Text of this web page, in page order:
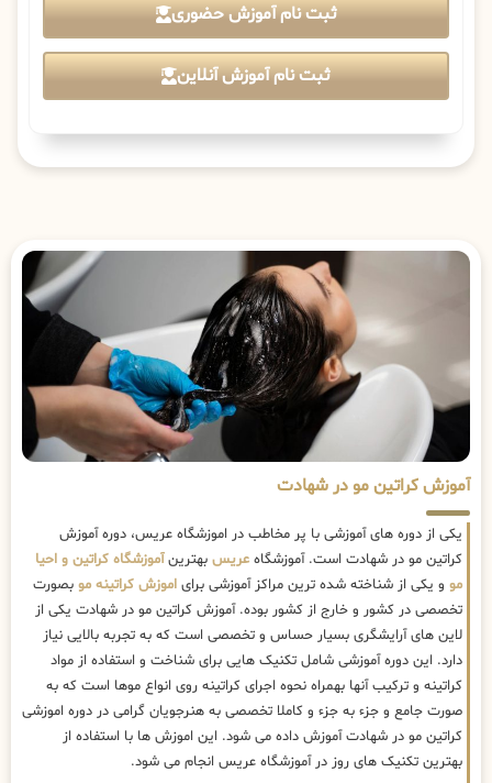
ثبت نام آموزش حضوری
ثبت نام آموزش آنلاین
آموزش کراتین مو در شهادت
یکی از دوره های آموزشی با پر مخاطب در اموزشگاه عریس، دوره آموزش
کراتین مو در شهادت است. آموزشگاه عریس بهترینآموزشگاه کراتین و احیا
مو و یکی از شناخته شده ترین مراکز آموزشی برای اموزش کراتینه مو بصورت
تخصصی در کشور و خارج از کشور بوده. آموزش کراتین مو در شهادت یکی از
لاین های آرایشگری بسیار حساس و تخصصی است که به تجربه بالایی نیاز
دارد. این دوره آموزشی شامل تکنیک هایی برای شناخت و استفاده از مواد
کراتینه و ترکیب آنها بهمراه نحوه اجرای کراتینه روی انواع موها است که به
صورت جامع و جزء به جزء و کاملا تخصصی به هنرجویان گرامی در دوره اموزشی
کراتین مو در شهادت آموزش داده می شود. این اموزش ها با استفاده از
بهترین تکنیک های روز در آموزشگاه عریس انجام می شود.